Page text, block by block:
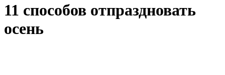
11 способов отпраздновать
осень